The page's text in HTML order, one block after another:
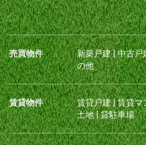
売買物件 新築戸建|中古戸
の他
賃貸物件 賃貸戸建|賃貸マ
土地|貸駐車場